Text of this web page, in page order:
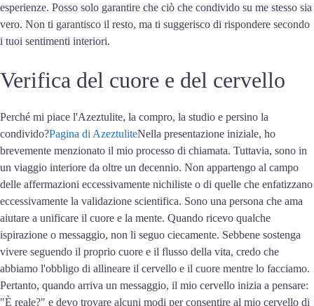
esperienze. Posso solo garantire che ciò che condivido su me stesso sia
vero. Non ti garantisco il resto, ma ti suggerisco di rispondere secondo
i tuoi sentimenti interiori.
Verifica del cuore e del cervello
Perché mi piace l'Azeztulite, la compro, la studio e persino la
condivido?Pagina di AzeztuliteNella presentazione iniziale, ho
brevemente menzionato il mio processo di chiamata. Tuttavia, sono in
un viaggio interiore da oltre un decennio. Non appartengo al campo
delle affermazioni eccessivamente nichiliste o di quelle che enfatizzano
eccessivamente la validazione scientifica. Sono una persona che ama
aiutare a unificare il cuore e la mente. Quando ricevo qualche
ispirazione o messaggio, non li seguo ciecamente. Sebbene sostenga
vivere seguendo il proprio cuore e il flusso della vita, credo che
abbiamo l'obbligo di allineare il cervello e il cuore mentre lo facciamo.
Pertanto, quando arriva un messaggio, il mio cervello inizia a pensare:
"È reale?" e devo trovare alcuni modi per consentire al mio cervello di